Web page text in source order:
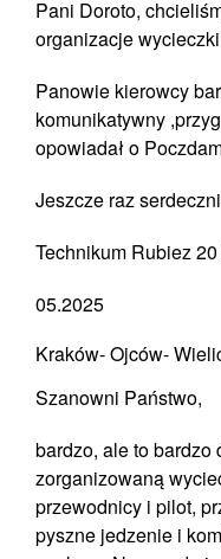
Pani Doroto,
organizacje
Panowie kierowcy
komunikatywny
opowiadał o
Jeszcze raz
Technikum Rubiez
05.2025
Kraków- Ojców-
Szanowni Państwo,
bardzo, ale to
zorganizowaną
przewodnicy i pilot,
pyszne jedzenie i